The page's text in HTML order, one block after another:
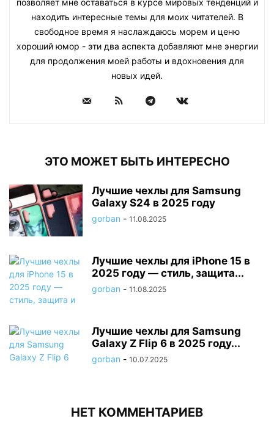
находить интересные темы для моих читателей. В
свободное время я наслаждаюсь морем и ценю
хороший юмор - эти два аспекта добавляют мне энергии
для продолжения моей работы и вдохновения для
новых идей.
ЭТО МОЖЕТ БЫТЬ ИНТЕРЕСНО
Лучшие чехлы для Samsung
Galaxy S24 в 2025 году
gorban - 11.08.2025
Лучшие чехлы для iPhone 15 в
2025 году — стиль, защита...
gorban - 11.08.2025
Лучшие чехлы для Samsung
Galaxy Z Flip 6 в 2025 году...
gorban - 10.07.2025
НЕТ КОММЕНТАРИЕВ